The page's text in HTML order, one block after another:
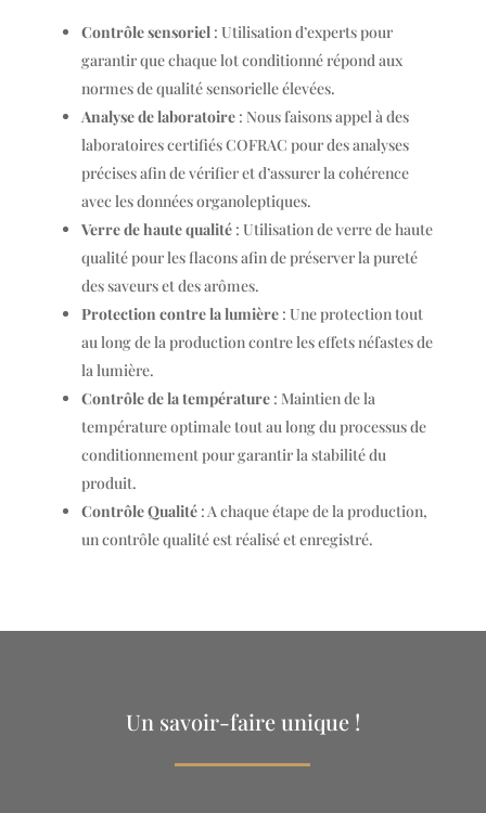
Contrôle sensoriel: Utilisation d’experts pour
garantir que chaque lot conditionné répond aux
normes de qualité sensorielle élevées.
Analyse de laboratoire: Nous faisons appel à des
laboratoires certifiés COFRAC pour des analyses
précises afin de vérifier et d’assurer la cohérence
avec les données organoleptiques.
Verre de haute qualité: Utilisation de verre de haute
qualité pour les flacons afin de préserver la pureté
des saveurs et des arômes.
Protection contre la lumière: Une protection tout
au long de la production contre les effets néfastes de
la lumière.
Contrôle de la température: Maintien de la
température optimale tout au long du processus de
conditionnement pour garantir la stabilité du
produit.
Contrôle Qualité: A chaque étape de la production,
un contrôle qualité est réalisé et enregistré.
Un savoir-faire unique !